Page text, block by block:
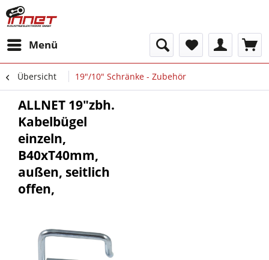
Menü
Übersicht 19"/10" Schränke - Zubehör
ALLNET 19"zbh.
Kabelbügel
einzeln,
B40xT40mm,
außen, seitlich
offen,